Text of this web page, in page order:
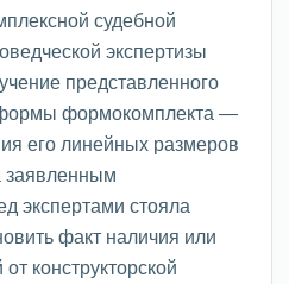
судебной
экспертизы
представленного
формокомплекта —
его линейных размеров
заявленным
экспертами стояла
факт наличия или
конструкторской